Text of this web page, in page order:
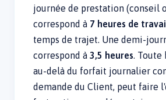
journée de prestation (conseil
correspond à 7 heures de
temps de trajet. Une demi-
correspond à 3,5 heures. Toute
au-delà du forfait journalier
demande du Client, peut faire